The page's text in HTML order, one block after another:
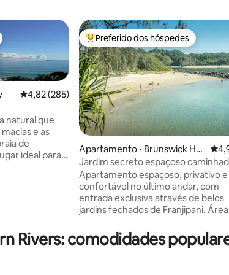
4,82 de uma avaliação média de 5, 285 avaliações
4,82 (285)
natural que
e as
de
ideal para
generosa sala
de
Entre os melhores preferidos dos
Preferido dos hóspedes
Apartamento ⋅ Brunswick He
ads
4,9
Jardim secreto espaçoso
todos os lugares Bruns 🌺
Apartamento espaçoso, privativo e
confortável no último andar, com
entrada exclusiva através de belos
jardins fechados de Franjipani. Áreas de
varandas arejadas. Quarto principal
extragrande e quartos com cama
Rivers: comodidades